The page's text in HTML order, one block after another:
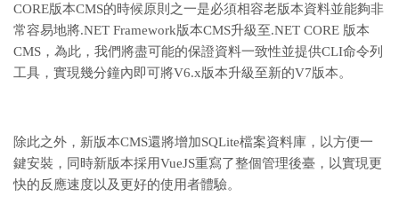
CORE版本CMS的時候原則之一是必須相容老版本資料並能夠非
常容易地將.NET Framework版本CMS升級至.NET CORE 版本
CMS，為此，我們將盡可能的保證資料一致性並提供CLI命令列
工具，實現幾分鐘內即可將V6.x版本升級至新的V7版本。
除此之外，新版本CMS還將增加SQLite檔案資料庫，以方便一
鍵安裝，同時新版本採用VueJS重寫了整個管理後臺，以實現更
快的反應速度以及更好的使用者體驗。